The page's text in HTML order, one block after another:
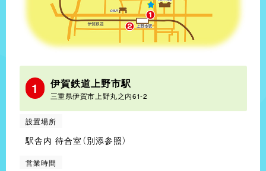
1 伊賀鉄道上野市駅
三重県伊賀市上野丸之内61-2
設置場所
駅舎内 待合室（別添参照）
営業時間